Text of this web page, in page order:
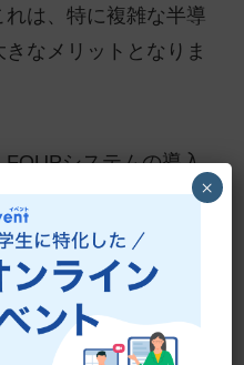
は、特に複雑な半導
なメリットとなりま
システムの導入
トプリントを削減する
は、半導体製造装置
るため、装置配置の
有効活用が進むとい
×